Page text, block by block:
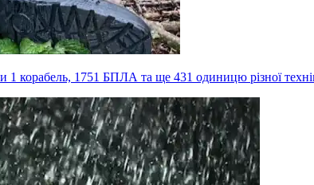
корабель, 1751 БПЛА та ще 431 одиницю різної